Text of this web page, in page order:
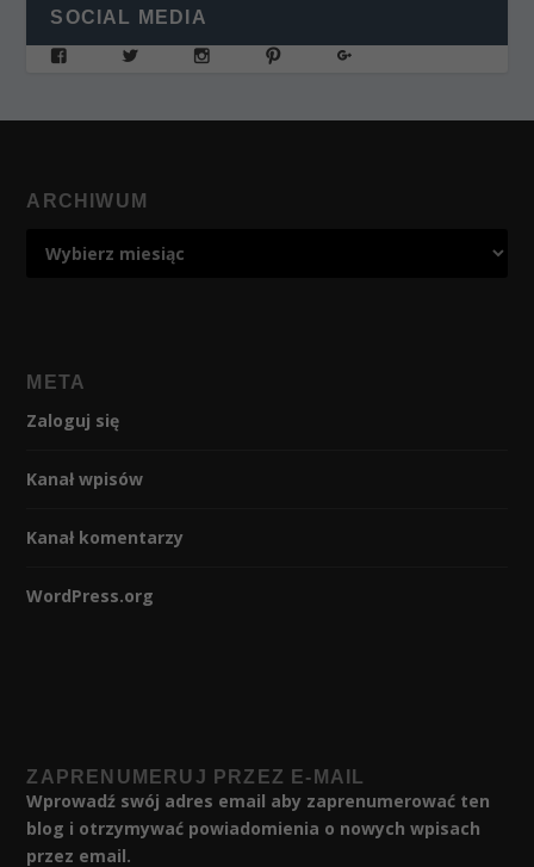
SOCIAL MEDIA
ARCHIWUM
META
Zaloguj się
Kanał wpisów
Kanał komentarzy
WordPress.org
ZAPRENUMERUJ PRZEZ E-MAIL
Wprowadź swój adres email aby zaprenumerować ten
blog i otrzymywać powiadomienia o nowych wpisach
przez email.